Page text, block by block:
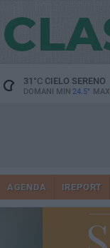
31 °CCIELO SERENO
DOMANI MIN 24.5° MAX
AGENDA IREPORT